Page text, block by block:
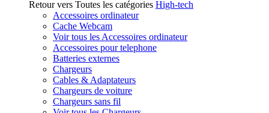
Retour vers Toutes les catégories High-tech
Accessoires ordinateur
Cache Webcam
Voir tous les Accessoires ordinateur
Accessoires pour telephone
Batteries externes
Chargeurs
Cables & Adaptateurs
Chargeurs de voiture
Chargeurs sans fil